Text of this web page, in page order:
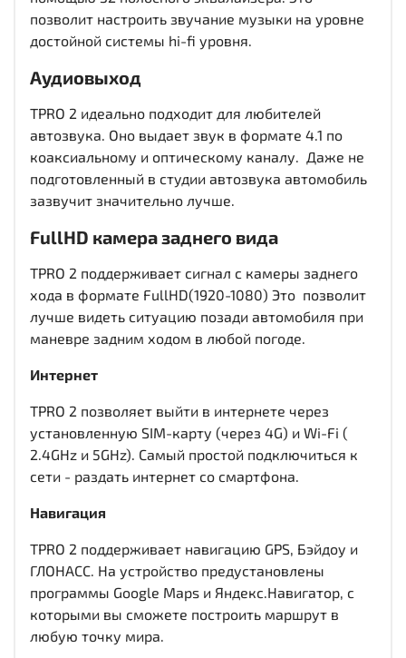
позволит настроить звучание музыки на уровне
достойной системы hi-fi уровня.
Аудиовыход
TPRO 2 идеально подходит для любителей
автозвука. Оно выдает звук в формате 4.1 по
коаксиальному и оптическому каналу. Даже не
подготовленный в студии автозвука автомобиль
зазвучит значительно лучше.
FullHD камера заднего вида
TPRO 2 поддерживает сигнал с камеры заднего
хода в формате FullHD(1920-1080) Это позволит
лучше видеть ситуацию позади автомобиля при
маневре задним ходом в любой погоде.
Интернет
TPRO 2 позволяет выйти в интернете через
установленную SIM-карту (через 4G) и Wi-Fi (
2.4GHz и 5GHz). Самый простой подключиться к
сети - раздать интернет со смартфона.
Навигация
TPRO 2 поддерживает навигацию GPS, Бэйдоу и
ГЛОНАСС. На устройство предустановлены
программы Google Maps и Яндекс.Навигатор, с
которыми вы сможете построить маршрут в
любую точку мира.